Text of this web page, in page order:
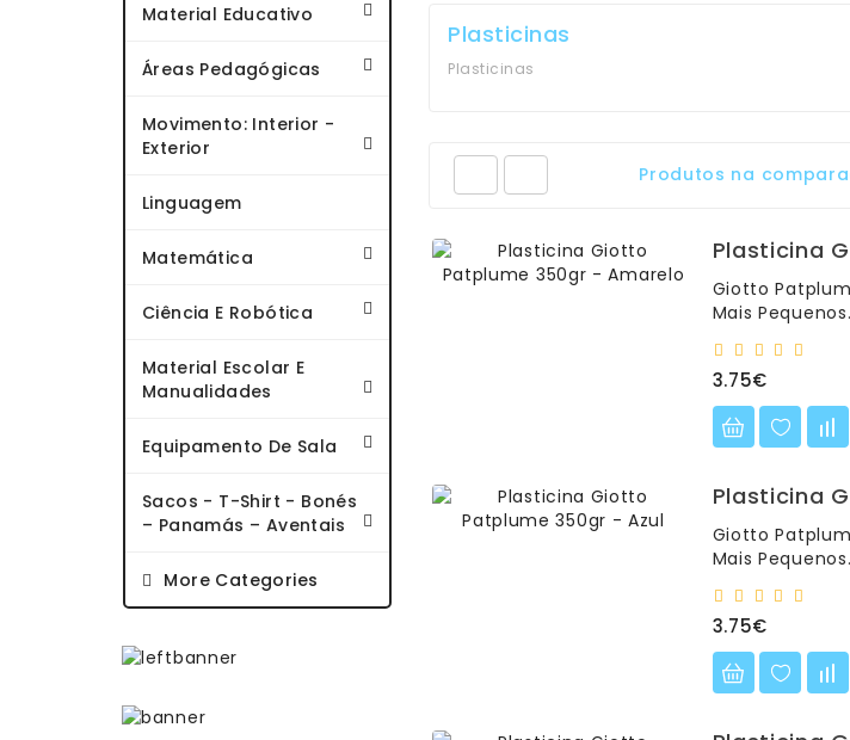
Material Educativo
Áreas Pedagógicas
Movimento: Interior -
Exterior
Linguagem
Matemática
Ciência E Robótica
Material Escolar E
Manualidades
Equipamento De Sala
Sacos - T-Shirt - Bonés
– Panamás – Aventais
More Categories
Plasticinas
Plasticinas
Produtos na
Plasticina
Giotto
Mais
3.75€
Plasticina
Giotto
Mais
3.75€